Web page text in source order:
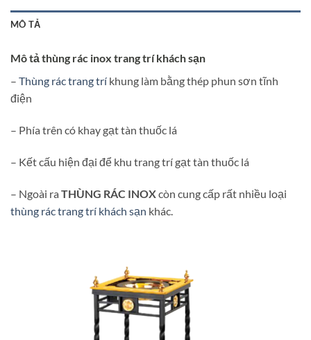
MÔ TẢ
Mô tả thùng rác inox trang trí khách sạn
– Thùng rác trang trí khung làm bằng thép phun sơn tĩnh
điện
– Phía trên có khay gạt tàn thuốc lá
– Kết cấu hiện đại để khu trang trí gạt tàn thuốc lá
– Ngoài ra THÙNG RÁC INOXcòn cung cấp rất nhiều loại
thùng rác trang trí khách sạn khác.